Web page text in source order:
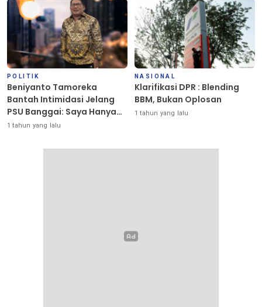
POLITIK
Beniyanto Tamoreka
Bantah Intimidasi Jelang
PSU Banggai: Saya Hanya
Ingin Redakan Suasana
1 tahun yang lalu
NASIONAL
Klarifikasi DPR : Blending
BBM, Bukan Oplosan
1 tahun yang lalu